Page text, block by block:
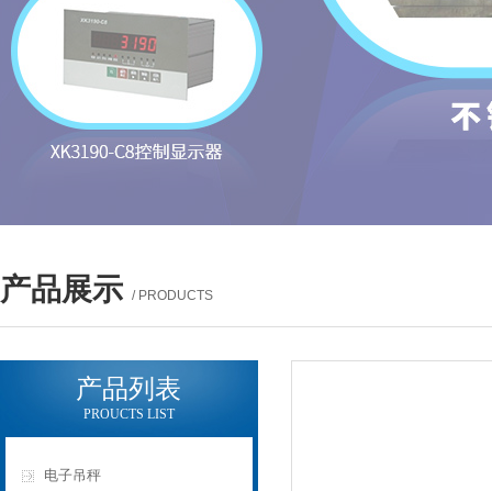
产品展示 / PRODUCTS
产品列表
PROUCTS LIST
电子吊秤